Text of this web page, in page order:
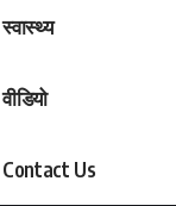
स्वास्थ्य
वीडियो
Contact Us